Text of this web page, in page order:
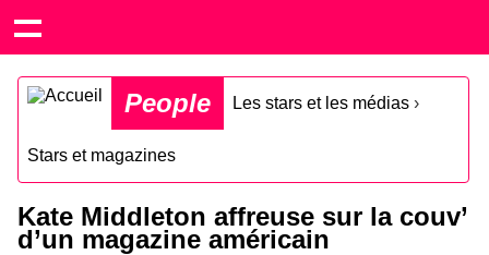
People Les stars et les médias ›
Stars et magazines
Kate Middleton affreuse sur la couv’
d’un magazine américain